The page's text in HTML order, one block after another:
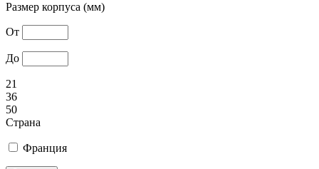
Размер корпуса (мм)
От
До
21
36
50
Страна
Франция